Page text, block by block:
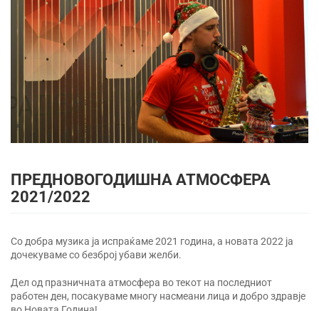
ПРЕДНОВОГОДИШНА АТМОСФЕРА
2021/2022
Со добра музика ја испраќаме 2021 година, а новата 2022 ја
дочекуваме со безброј убави желби.
Дел од празничната атмосфера во текот на последниот
работен ден, посакуваме многу насмеани лица и добро здравје